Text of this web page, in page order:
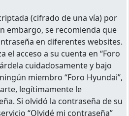
(cifrado de una vía) por
embargo, se recomienda que
en diferentes websites.
el acceso a su cuenta en “Foro
cuidadosamente y bajo
miembro “Foro Hyundai”,
legítimamente le
Si olvidó la contraseña de su
“Olvidé mi contraseña”